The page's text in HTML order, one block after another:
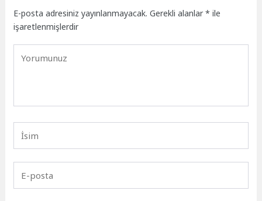
E-posta adresiniz yayınlanmayacak. Gerekli alanlar* ile
işaretlenmişlerdir